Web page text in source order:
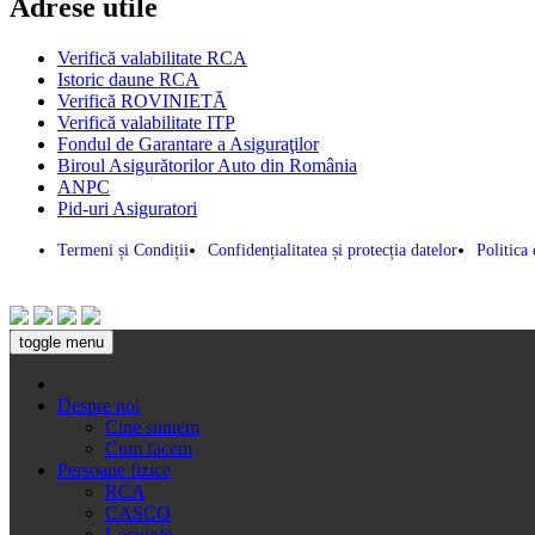
Adrese utile
Verifică valabilitate RCA
Istoric daune RCA
Verifică ROVINIETĂ
Verifică valabilitate ITP
Fondul de Garantare a Asiguraţilor
Biroul Asigurătorilor Auto din România
ANPC
Pid-uri Asiguratori
Termeni și Condiții Confidențialitatea și protecția datelor Politica
toggle menu
Despre noi
Cine suntem
Cum facem
Persoane fizice
RCA
CASCO